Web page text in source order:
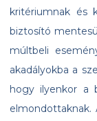
kritériumnak és
biztosító
múltbeli
akadályokba a
hogy ilyenkor a
elmondottaknak.